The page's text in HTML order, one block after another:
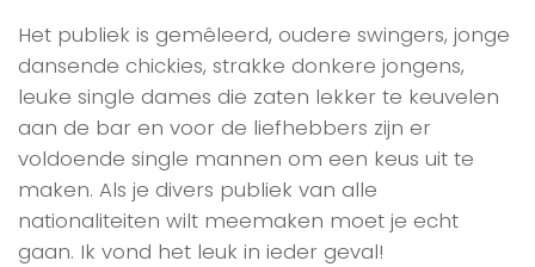
Het publiek is gemêleerd, oudere swingers, jonge
dansende chickies, strakke donkere jongens,
leuke single dames die zaten lekker te keuvelen
aan de bar en voor de liefhebbers zijn er
voldoende single mannen om een keus uit te
maken. Als je divers publiek van alle
nationaliteiten wilt meemaken moet je echt
gaan. Ik vond het leuk in ieder geval!